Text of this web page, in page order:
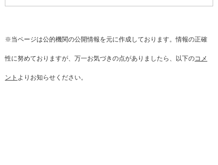
※当ページは公的機関の公開情報を元に作成しております。情報の正確
性に努めておりますが、万一お気づきの点がありましたら、以下のコメ
ント よりお知らせください。